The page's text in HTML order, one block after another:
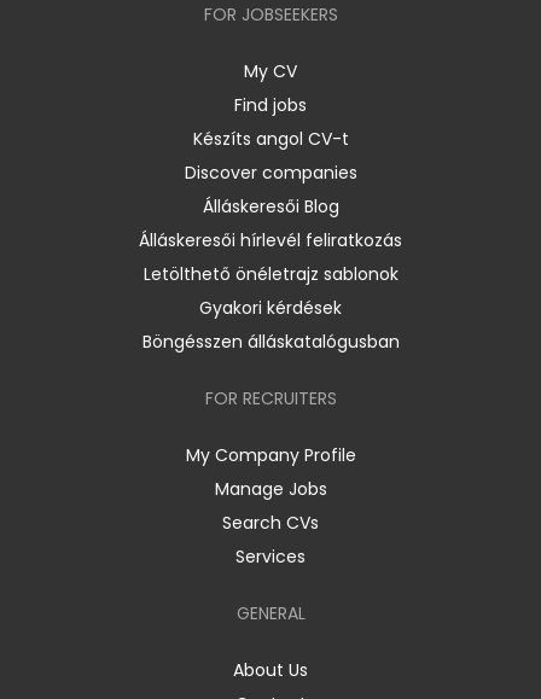
FOR JOBSEEKERS
My CV
Find jobs
Készíts angol CV-t
Discover companies
Álláskeresői Blog
Álláskeresői hírlevél feliratkozás
Letölthető önéletrajz sablonok
Gyakori kérdések
Böngésszen álláskatalógusban
FOR RECRUITERS
My Company Profile
Manage Jobs
Search CVs
Services
GENERAL
About Us